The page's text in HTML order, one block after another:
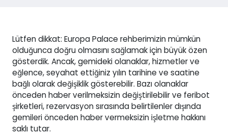
Lütfen dikkat: Europa Palace rehberimizin mümkün
olduğunca doğru olmasını sağlamak için büyük özen
gösterdik. Ancak, gemideki olanaklar, hizmetler ve
eğlence, seyahat ettiğiniz yılın tarihine ve saatine
bağlı olarak değişiklik gösterebilir. Bazı olanaklar
önceden haber verilmeksizin değiştirilebilir ve feribot
şirketleri, rezervasyon sırasında belirtilenler dışında
gemileri önceden haber vermeksizin işletme hakkını
saklı tutar.